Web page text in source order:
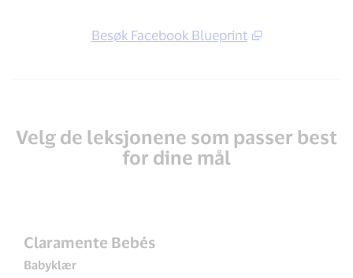
Besøk Facebook Blueprint
Velg de leksjonene som passer best
for dine mål
Claramente Bebés
Babyklær